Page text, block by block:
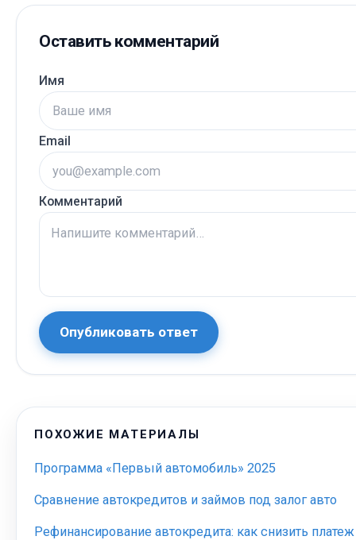
Оставить комментарий
Имя
Email
Комментарий
Опубликовать ответ
ПОХОЖИЕ МАТЕРИАЛЫ
Программа «Первый автомобиль» 2025
Сравнение автокредитов и займов под залог авто
Рефинансирование автокредита: как снизить платеж